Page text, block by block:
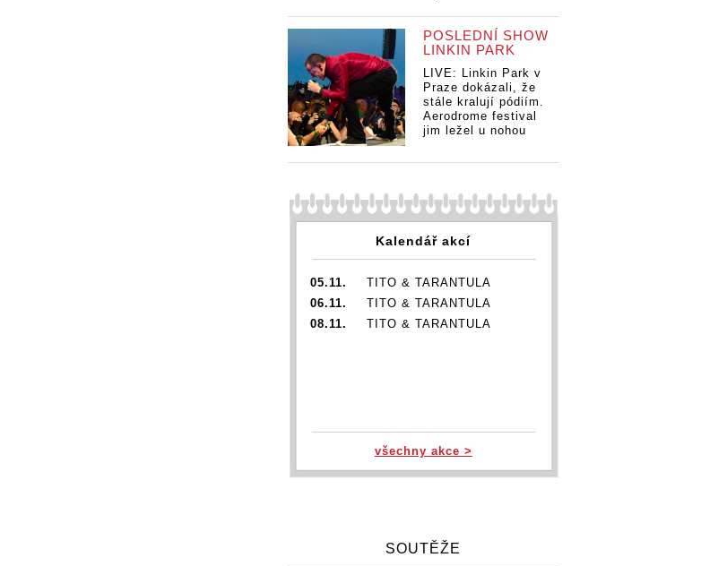
POSLEDNÍ SHOW
LINKIN PARK
LIVE: Linkin Park v
Praze dokázali, že
stále kralují pódiím.
Aerodrome festival
jim ležel u nohou
Kalendář akcí
05.11.
TITO & TARANTULA
06.11.
TITO & TARANTULA
08.11.
TITO & TARANTULA
všechny akce >
SOUTĚŽE